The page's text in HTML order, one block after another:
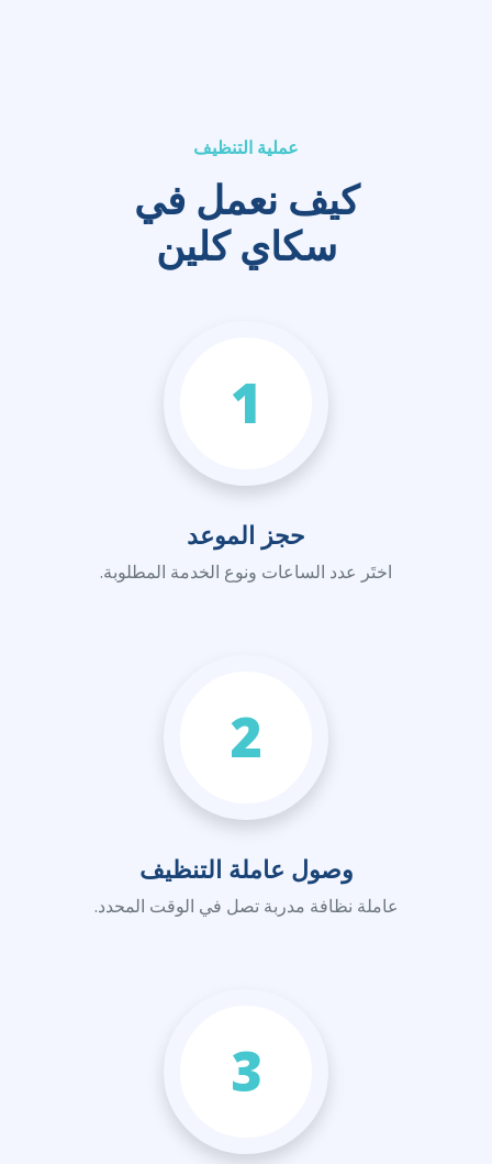
عملية التنظيف
كيف نعمل في
سكاي كلين
1
حجز الموعد
اختَر عدد الساعات ونوع الخدمة المطلوبة.
2
وصول عاملة التنظيف
عاملة نظافة مدربة تصل في الوقت المحدد.
3